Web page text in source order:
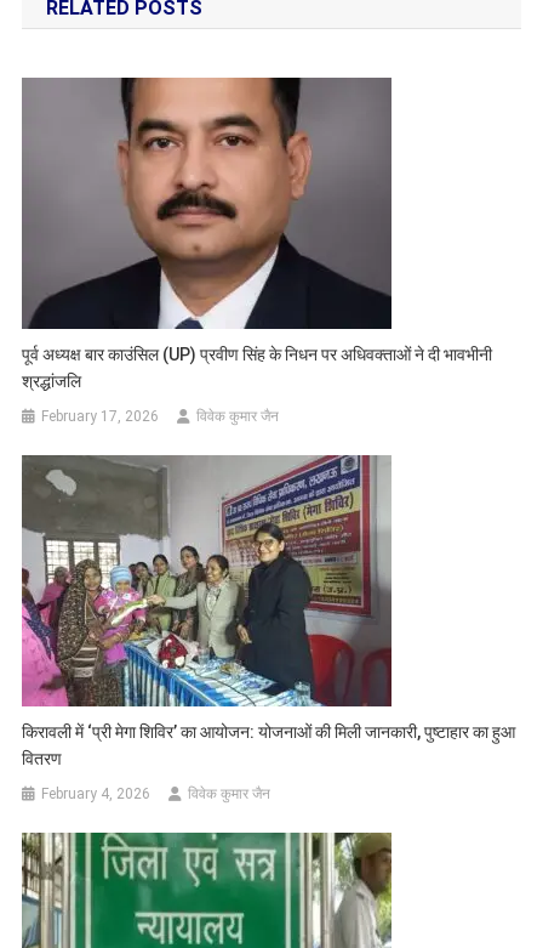
RELATED POSTS
पूर्व अध्यक्ष बार काउंसिल (UP) प्रवीण सिंह के निधन पर अधिवक्ताओं ने दी भावभीनी
श्रद्धांजलि
February 17, 2026 विवेक कुमार जैन
किरावली में ‘प्री मेगा शिविर’ का आयोजन: योजनाओं की मिली जानकारी, पुष्टाहार का हुआ
वितरण
February 4, 2026 विवेक कुमार जैन